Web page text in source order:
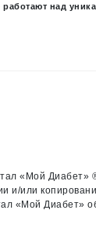
работают над
«Мой Диабет»
и/или
«Мой Диабет»